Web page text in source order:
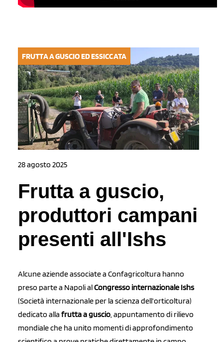
FRUTTA A GUSCIO ED ESSICCATA
28 agosto 2025
Frutta a guscio,
produttori campani
presenti all'Ishs
Alcune aziende associate a Confagricoltura hanno
preso parte a Napoli alCongresso internazionale Ishs
(Società internazionale per la scienza dell’orticoltura)
dedicato alla frutta a guscio, appuntamento di rilievo
mondiale che ha unito momenti di approfondimento